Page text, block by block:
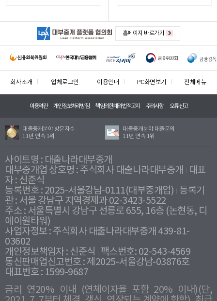
홈페이지 바로가기
회사소개 업체로그인 이용안내 PC화면보기 전체메뉴
이용약관 개인정보처리방침 책임의한계와법적고지 주의사항 오류신고
대출중개분야 방문자수
11년 연속 1위
대출중개분야 대출문의
11년 연속 1위
사이트명 : 대출나라대부중개
대부중개업 상호명 : 주식회사 대출나라대부중개
대표
자 : 신준식
등록번호 : 2025-서울강남-0111(대부중개업) 등록기
관 : 서울 강남구 지역경제과 02-3423-5522
주소 : 서울특별시 강남구 선릉로 655, 16층 (논현동, 디
에이원타워)
사업자정보 : 주식회사 대출나라대부중개 439-81-
03602
개인정보책임자 : 신준식
팩스번호: 02-543-4569
통신판매업신고번호 : 제2025-서울강남-03876호
대표번호 : 1599-9687
금리 연20% 이내 (연체이자율 포함 20% 이내)(단,